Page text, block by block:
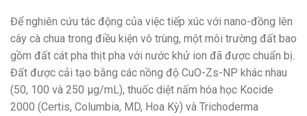
Để nghiên cứu tác động của việc tiếp xúc với nano-đồng lên
cây cà chua trong điều kiện vô trùng, một môi trường đất bao
gồm đất cát pha thịt pha với nước khử ion đã được chuẩn bị.
Đất được cải tạo bằng các nồng độ CuO-Zs-NP khác nhau
(50, 100 và 250 μg/mL), thuốc diệt nấm hóa học Kocide
2000 (Certis, Columbia, MD, Hoa Kỳ) và Trichoderma